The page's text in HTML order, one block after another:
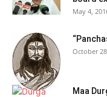
May 4,
October
Maa